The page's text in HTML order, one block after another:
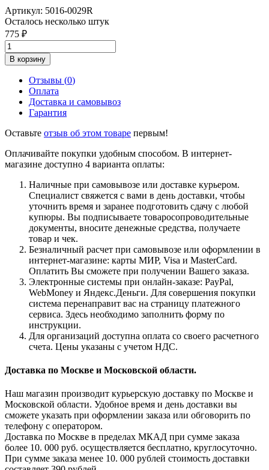
Артикул: 5016-0029R
Осталось несколько штук
775
В корзину
Отзывы (0)
Оплата
Доставка и самовывоз
Гарантия
Оставьте отзыв об этом товаре первым!
Оплачивайте покупки удобным способом. В интернет-
магазине доступно 4 варианта оплаты:
Наличные при самовывозе или доставке курьером.
Специалист свяжется с вами в день доставки, чтобы
уточнить время и заранее подготовить сдачу с любой
купюры. Вы подписываете товаросопроводительные
документы, вносите денежные средства, получаете
товар и чек.
Безналичный расчет при самовывозе или оформлении в
интернет-магазине: карты МИР, Visa и MasterCard.
Оплатить Вы сможете при получении Вашего заказа.
Электронные системы при онлайн-заказе: PayPal,
WebMoney и Яндекс.Деньги. Для совершения покупки
система перенаправит вас на страницу платежного
сервиса. Здесь необходимо заполнить форму по
инструкции.
Для организаций доступна оплата со своего расчетного
счета. Цены указаны с учетом НДС.
Доставка по Москве и Московской области.
Наш магазин производит курьерскую доставку по Москве и
Московской области. Удобное время и день доставки вы
сможете указать при оформлении заказа или обговорить по
телефону с оператором.
Доставка по Москве в пределах МКАД при сумме заказа
более 10. 000 руб. осуществляется бесплатно, круглосуточно.
При сумме заказа менее 10. 000 рублей стоимость доставки